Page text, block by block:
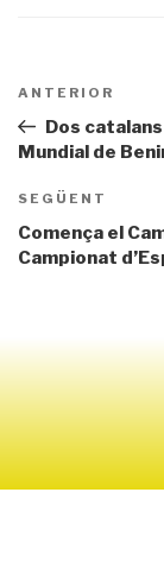
Entrada
prèvia
ANTERIOR
Dos
Mundial de
Entrada
següent
SEGÜENT
Comença el
Campionat